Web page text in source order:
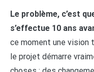
Le problème, c’est
s’effectue 10 ans
ce moment une vision
le projet démarre